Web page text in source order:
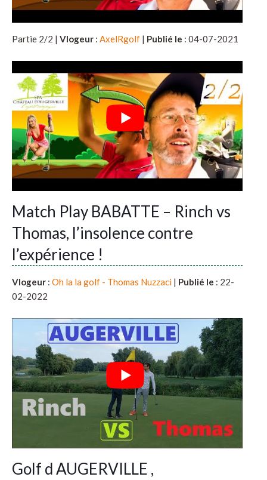
Partie 2/2 | Vlogeur : AxelRgolf | Publié le : 04-07-2021
Match Play BABATTE – Rinch vs
Thomas, l’insolence contre
l’expérience !
Vlogeur : Oh la la golf - Thomas Nuzzaci | Publié le : 22-
02-2022
Golf d AUGERVILLE ,